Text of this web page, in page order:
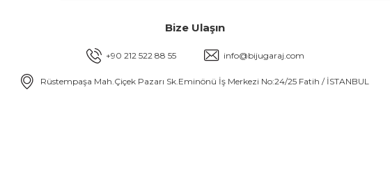
Bize Ulaşın
+90 212 522 88 55 info@bijugaraj.com
Rüstempaşa Mah.Çiçek Pazarı Sk.Eminönü İş Merkezi No:24/25 Fatih / İSTANBUL